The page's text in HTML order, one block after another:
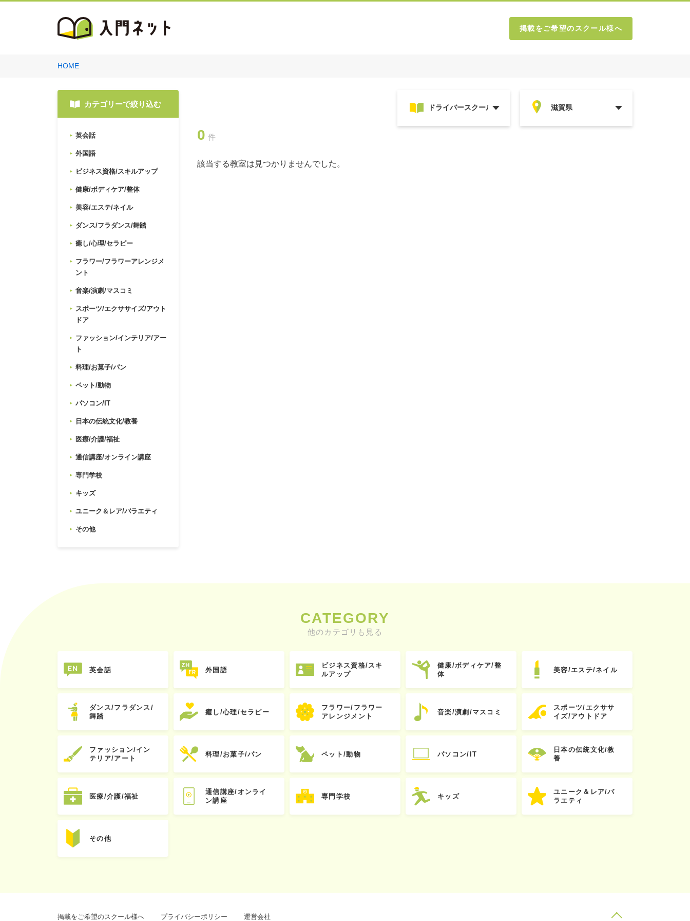
掲載をご希望のスクール様へ
HOME
カテゴリーで絞り込む
英会話
外国語
ビジネス資格/スキルアップ
健康/ボディケア/整体
美容/エステ/ネイル
ダンス/フラダンス/舞踏
癒し/心理/セラピー
フラワー/フラワーアレンジメ
ント
音楽/演劇/マスコミ
スポーツ/エクササイズ/アウト
ドア
ファッション/インテリア/アー
ト
料理/お菓子/パン
ペット/動物
パソコン/IT
日本の伝統文化/教養
医療/介護/福祉
通信講座/オンライン講座
専門学校
キッズ
ユニーク＆レア/バラエティ
その他
0 件
該当する教室は見つかりませんでした。
CATEGORY
他のカテゴリも見る
英会話 外国語
ビジネス資格/スキ
ルアップ
健康/ボディケア/整
体
美容/エステ/ネイル
ダンス/フラダンス/
舞踏
癒し/心理/セラピー
フラワー/フラワー
アレンジメント
音楽/演劇/マスコミ
スポーツ/エクササ
イズ/アウトドア
ファッション/イン
テリア/アート
料理/お菓子/パン ペット/動物 パソコン/IT
日本の伝統文化/教
養
医療/介護/福祉
通信講座/オンライ
ン講座
専門学校 キッズ
ユニーク＆レア/バ
ラエティ
その他
掲載をご希望のスクール様へ プライバシーポリシー 運営会社